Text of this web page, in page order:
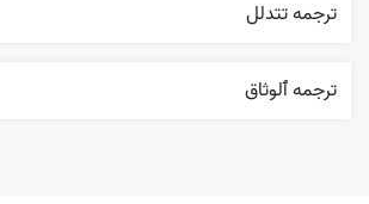
ترجمه تتدلل
ترجمه ٱلوثاق